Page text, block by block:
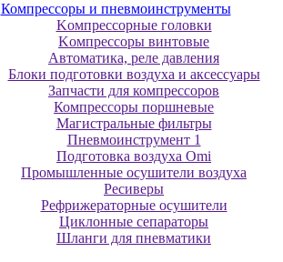
Компрессоры и пневмоинструменты
Koмпpeccopныe гoлoвки
Koмпpeccopы винтoвыe
Автоматика, реле давления
Блоки подготовки воздуха и аксессуары
Запчасти для компрессоров
Компрессоры поршневые
Магистральные фильтры
Пневмоинструмент 1
Подготовка воздуха Omi
Промышленные осушители воздуха
Ресиверы
Рефрижераторные осушители
Циклонные сепараторы
Шланги для пневматики